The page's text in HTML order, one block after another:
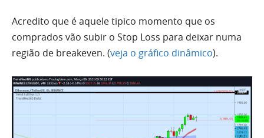
Acredito que é aquele tipico momento que os
comprados vão subir o Stop Loss para deixar numa
região de breakeven. (veja o gráfico dinâmico).